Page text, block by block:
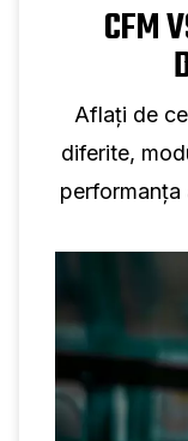
CFM
Aflați de
diferite,
performanța